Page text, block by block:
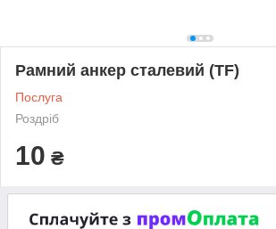
Рамний анкер сталевий (TF)
Послуга
Роздріб
10 ₴